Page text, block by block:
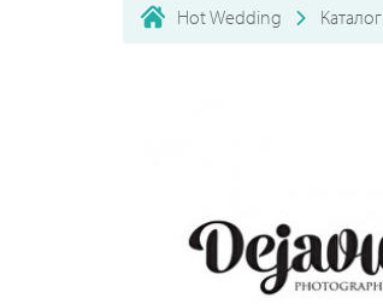
Hot Wedding Каталог